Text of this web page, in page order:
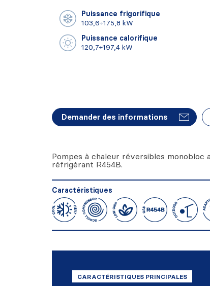
Puissance frigorifique
103,6÷175,8 kW
Puissance calorifique
120,7÷197,4 kW
Demander des informations
Pompes à chaleur réversibles
réfrigérant R454B.
Caractéristiques
CARACTÉRISTIQUES PRINCIPALES